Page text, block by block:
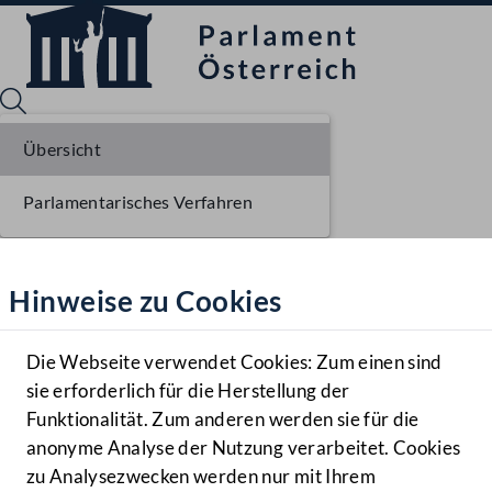
Hilfe
Benutzer
Navigationsmenü öffnen
MENÜ
Hinweise zu Cookies
Die Webseite verwendet Cookies: Zum einen sind
sie erforderlich für die Herstellung der
Funktionalität. Zum anderen werden sie für die
anonyme Analyse der Nutzung verarbeitet. Cookies
zu Analysezwecken werden nur mit Ihrem
Übersicht
Parlamentarisches Verfahren